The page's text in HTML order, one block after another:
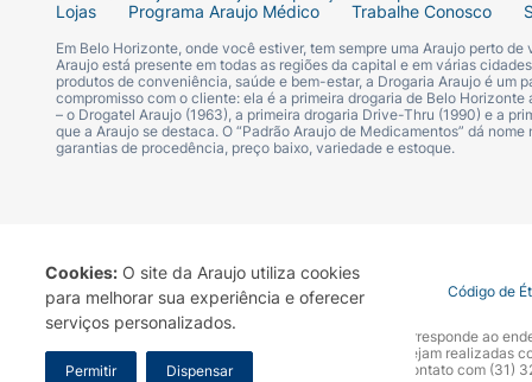
Cookies: O site da Araujo utiliza cookies
para melhorar sua experiência e oferecer
serviços personalizados.
Permitir Dispensar
- Adequado para mulheres de todas as
- Ideal para quem adora seguir tendências
Experimente essa cor incrível e deixe suas
Colorama Cremoso Barbie Girl e mostre
Lojas
Programa Araujo Médico Trabalhe Conosco
Em Belo Horizonte, onde você estiver, tem sempre uma Araujo perto
Araujo está presente em todas as regiões da capital e em várias
produtos de conveniência, saúde e bem-estar, a Drogaria Araujo é um
compromisso com o cliente: ela é a primeira drogaria de Belo
– o Drogatel Araujo (1963), a primeira drogaria Drive-Thru (1990) e a
que a Araujo se destaca. O “Padrão Araujo de Medicamentos” dá
garantias de procedência, preço baixo, variedade e estoque.
Termo de Uso Portal da Privacidade Covid-19 Código de
A Drogaria Araujo S/A informa que o seu site oficial corresponde ao
marca. Para sua segurança recomendamos que não sejam realizadas
Araujo S.A. Em caso de dúvidas, gentileza entrar em contato com (31)